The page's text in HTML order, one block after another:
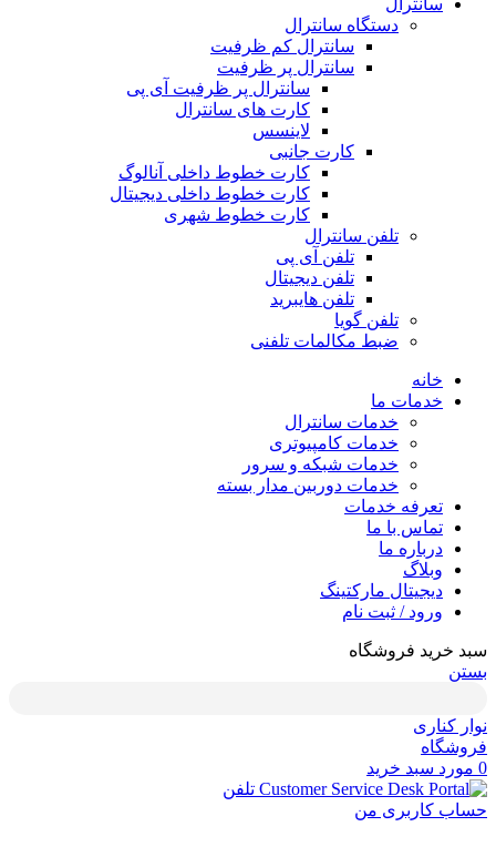
سانترال
دستگاه سانترال
سانترال کم ظرفیت
سانترال پر ظرفیت
سانترال پر ظرفیت آی پی
کارت های سانترال
لاینسس
کارت جانبی
کارت خطوط داخلی آنالوگ
کارت خطوط داخلی دیجیتال
کارت خطوط شهری
تلفن سانترال
تلفن آی پی
تلفن دیجیتال
تلفن هایبرید
تلفن گویا
ضبط مکالمات تلفنی
خانه
خدمات ما
خدمات سانترال
خدمات کامپیوتری
خدمات شبکه و سرور
خدمات دوربین مدار بسته
تعرفه خدمات
تماس با ما
درباره ما
وبلاگ
دیجیتال مارکتینگ
ورود / ثبت نام
سبد خرید فروشگاه
بستن
نوار کناری
فروشگاه
0 مورد سبد خرید
تلفن
حساب کاربری من